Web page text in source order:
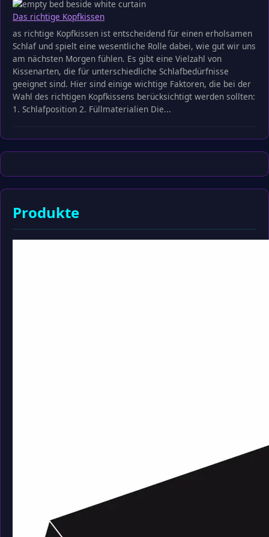
Das richtige Kopfkissen
as richtige Kopfkissen ist entscheidend für einen erholsamen
Schlaf und spielt eine wesentliche Rolle dabei, wie gut wir uns
am nächsten Morgen fühlen. Es gibt eine Vielzahl von
Kissenarten, die für unterschiedliche Schlafbedürfnisse
geeignet sind. Hier sind einige wichtige Faktoren, die bei der
Wahl des richtigen Kopfkissens berücksichtigt werden sollten:
1. Schlafposition 2. Füllmaterialien Die...
Produkte